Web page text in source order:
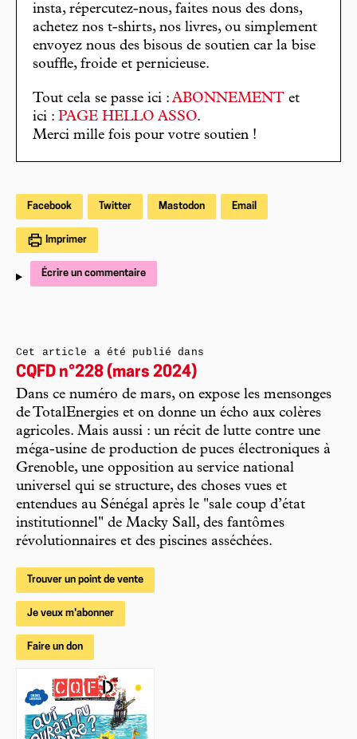
insta, répercutez-nous, faites nous des dons,
achetez nos t-shirts, nos livres, ou simplement
envoyez nous des bisous de soutien car la bise
souffle, froide et pernicieuse.
Tout cela se passe ici : ABONNEMENT et
ici : PAGE HELLO ASSO.
Merci mille fois pour votre soutien !
Facebook Twitter Mastodon Email
Imprimer
Écrire un commentaire
Cet article a été publié dans
CQFD n°228 (mars 2024)
Dans ce numéro de mars, on expose les mensonges
de TotalEnergies et on donne un écho aux colères
agricoles. Mais aussi : un récit de lutte contre une
méga-usine de production de puces électroniques à
Grenoble, une opposition au service national
universel qui se structure, des choses vues et
entendues au Sénégal après le "sale coup d’état
institutionnel" de Macky Sall, des fantômes
révolutionnaires et des piscines asséchées.
Trouver un point de vente
Je veux m'abonner
Faire un don